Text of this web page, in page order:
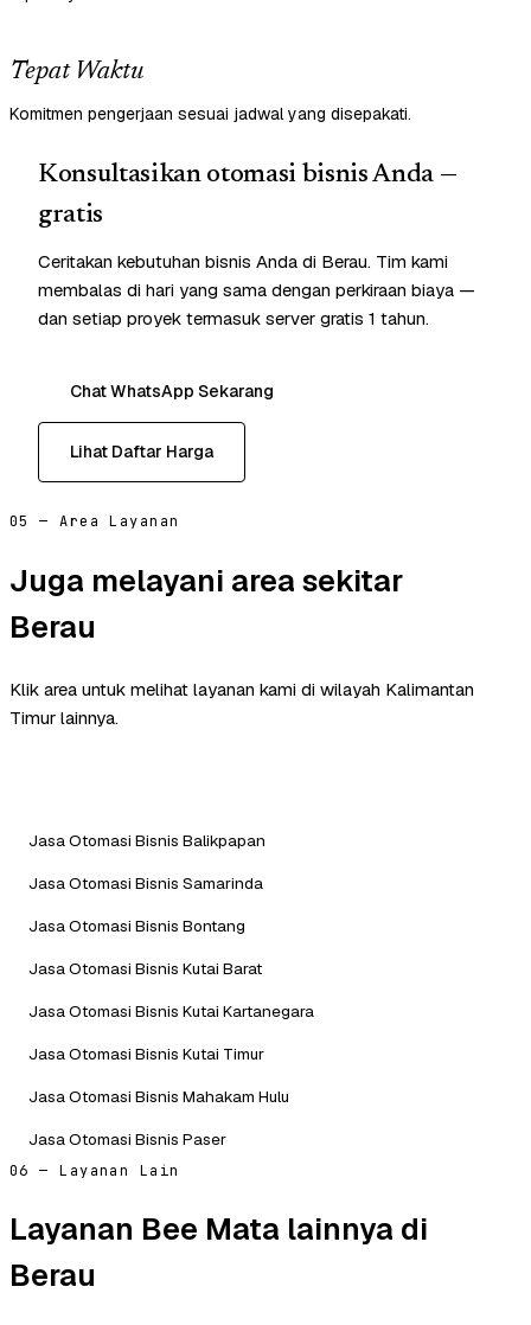
Tepat Waktu
Komitmen pengerjaan sesuai jadwal yang disepakati.
Konsultasikan otomasi bisnis Anda —
gratis
Ceritakan kebutuhan bisnis Anda di Berau. Tim kami
membalas di hari yang sama dengan perkiraan biaya —
dan setiap proyek termasuk server gratis 1 tahun.
Chat WhatsApp Sekarang
Lihat Daftar Harga
05 — Area Layanan
Juga melayani area sekitar
Berau
Klik area untuk melihat layanan kami di wilayah Kalimantan
Timur lainnya.
Jasa Otomasi Bisnis Balikpapan
Jasa Otomasi Bisnis Samarinda
Jasa Otomasi Bisnis Bontang
Jasa Otomasi Bisnis Kutai Barat
Jasa Otomasi Bisnis Kutai Kartanegara
Jasa Otomasi Bisnis Kutai Timur
Jasa Otomasi Bisnis Mahakam Hulu
Jasa Otomasi Bisnis Paser
06 — Layanan Lain
Layanan Bee Mata lainnya di
Berau